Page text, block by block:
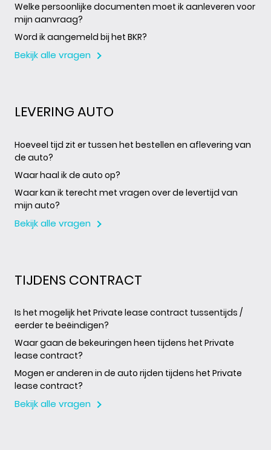
Welke persoonlijke documenten moet ik aanleveren voor
mijn aanvraag?
Word ik aangemeld bij het BKR?
Bekijk alle vragen
LEVERING AUTO
Hoeveel tijd zit er tussen het bestellen en aflevering van
de auto?
Waar haal ik de auto op?
Waar kan ik terecht met vragen over de levertijd van
mijn auto?
Bekijk alle vragen
TIJDENS CONTRACT
Is het mogelijk het Private lease contract tussentijds /
eerder te beëindigen?
Waar gaan de bekeuringen heen tijdens het Private
lease contract?
Mogen er anderen in de auto rijden tijdens het Private
lease contract?
Bekijk alle vragen